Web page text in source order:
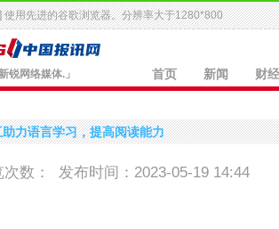
使用先进的谷歌浏览器。分辨率大于1280*800
锐网络媒体.」 首页 新闻 财经
力语言学习，提高阅读能力
数： 发布时间：2023-05-19 14:44